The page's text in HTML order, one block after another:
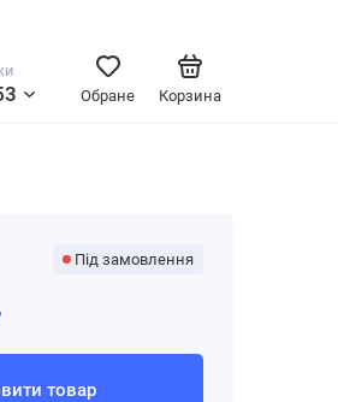
Корзина
Обране
Під замовлення
товар